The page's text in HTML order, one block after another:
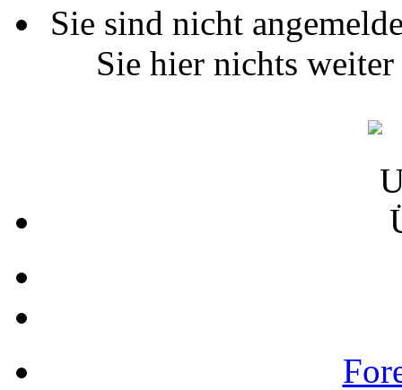
Sie sind nicht
Sie hier nichts